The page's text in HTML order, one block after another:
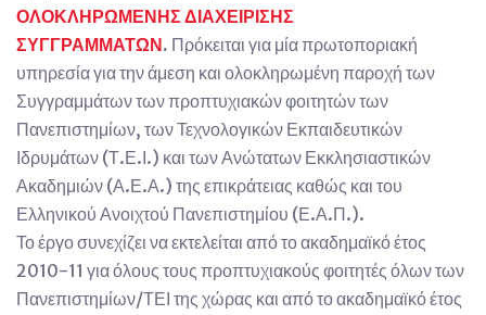
ΟΛΟΚΛΗΡΩΜΕΝΗΣ ΔΙΑΧΕΙΡΙΣΗΣ
ΣΥΓΓΡΑΜΜΑΤΩΝ. Πρόκειται για μία πρωτοποριακή
υπηρεσία για την άμεση και ολοκληρωμένη παροχή των
Συγγραμμάτων των προπτυχιακών φοιτητών των
Πανεπιστημίων, των Τεχνολογικών Εκπαιδευτικών
Ιδρυμάτων (Τ.Ε.Ι.) και των Ανώτατων Εκκλησιαστικών
Ακαδημιών (Α.Ε.Α.) της επικράτειας καθώς και του
Ελληνικού Ανοιχτού Πανεπιστημίου (Ε.Α.Π.).
Το έργο συνεχίζει να εκτελείται από το ακαδημαϊκό έτος
2010-11 για όλους τους προπτυχιακούς φοιτητές όλων των
Πανεπιστημίων/ΤΕΙ της χώρας και από το ακαδημαϊκό έτος